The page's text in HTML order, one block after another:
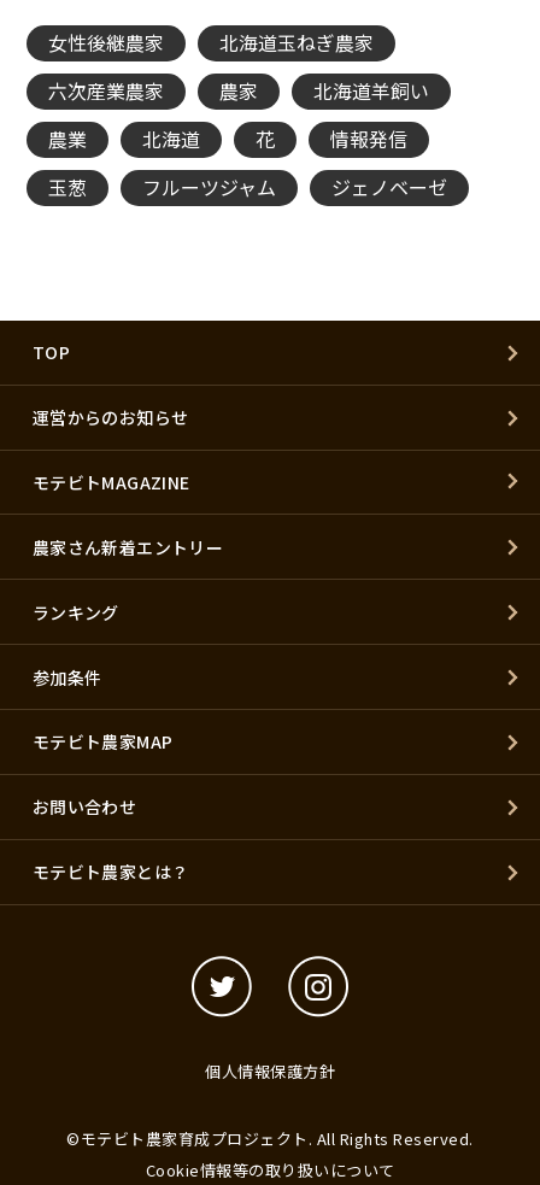
女性後継農家
北海道玉ねぎ農家
六次産業農家
農家
北海道羊飼い
農業
北海道 花
情報発信
玉葱
フルーツジャム ジェノベーゼ
TOP
運営からのお知らせ
モテビトMAGAZINE
農家さん新着エントリー
ランキング
参加条件
モテビト農家MAP
お問い合わせ
モテビト農家とは？
個人情報保護方針
©モテビト農家育成プロジェクト. All Rights Reserved.
Cookie情報等の取り扱いについて